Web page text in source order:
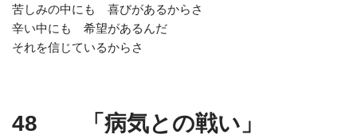
苦しみの中にも 喜びがあるからさ
辛い中にも 希望があるんだ
それを信じているからさ
48 「病気との戦い」